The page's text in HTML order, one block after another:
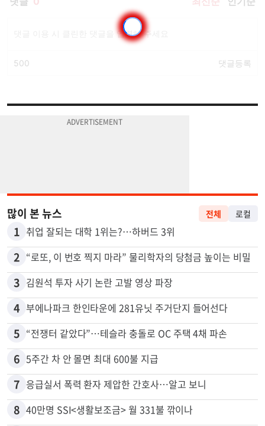
많이 본 뉴스 전체 로컬
1 취업 잘되는 대학 1위는?…하버드 3위
2 “로또, 이 번호 찍지 마라” 물리학자의 당첨금 높이는 비밀
3 김원석 투자 사기 논란 고발 영상 파장
4 부에나파크 한인타운에 281유닛 주거단지 들어선다
5 “전쟁터 같았다”…테슬라 충돌로 OC 주택 4채 파손
6 5주간 차 안 몰면 최대 600불 지급
7 응급실서 폭력 환자 제압한 간호사…알고 보니
8 40만명 SSI<생활보조금> 월 331불 깎이나